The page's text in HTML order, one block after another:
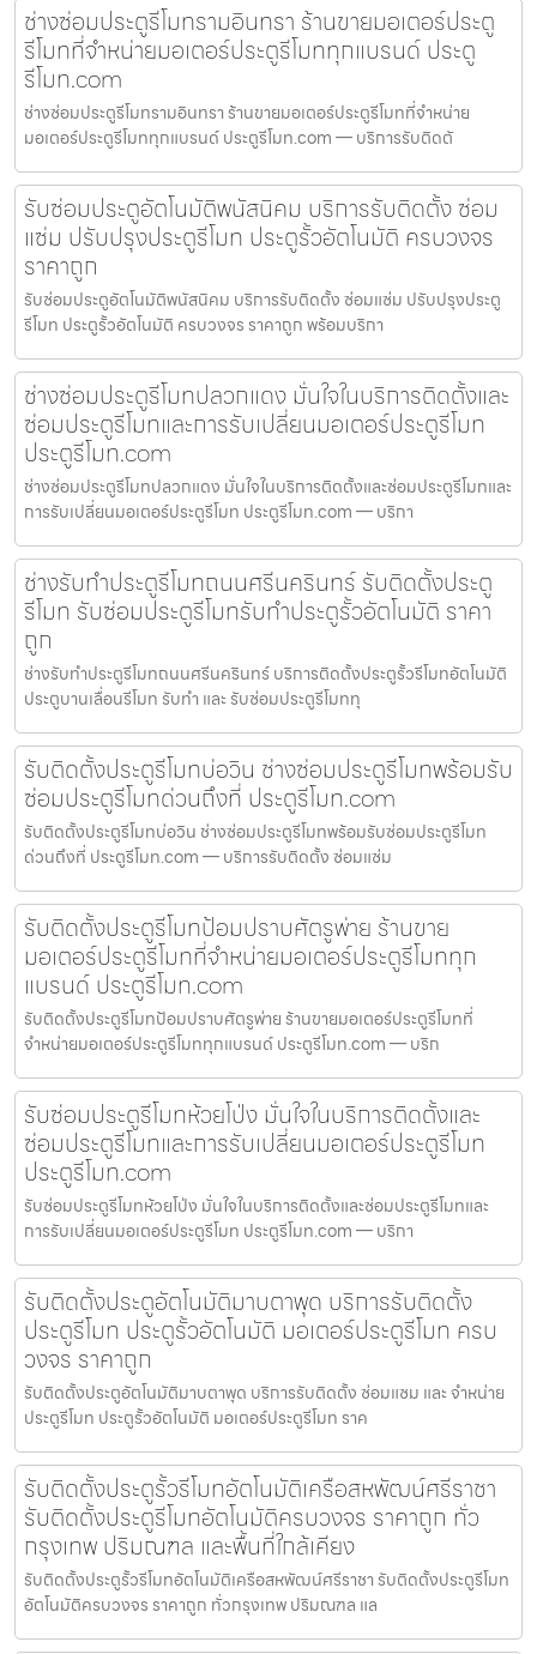
ช่างซ่อมประตูรีโมทรามอินทรา ร้านขายมอเตอร์ประตู
รีโมทที่จำหน่ายมอเตอร์ประตูรีโมททุกแบรนด์ ประตู
รีโมท.com
ช่างซ่อมประตูรีโมทรามอินทรา ร้านขายมอเตอร์ประตูรีโมทที่จำหน่าย
มอเตอร์ประตูรีโมททุกแบรนด์ ประตูรีโมท.com — บริการรับติดตั
รับซ่อมประตูอัตโนมัติพนัสนิคม บริการรับติดตั้ง ซ่อม
แซ่ม ปรับปรุงประตูรีโมท ประตูรั้วอัตโนมัติ ครบวงจร
ราคาถูก
รับซ่อมประตูอัตโนมัติพนัสนิคม บริการรับติดตั้ง ซ่อมแซ่ม ปรับปรุงประตู
รีโมท ประตูรั้วอัตโนมัติ ครบวงจร ราคาถูก พร้อมบริกา
ช่างซ่อมประตูรีโมทปลวกแดง มั่นใจในบริการติดตั้งและ
ซ่อมประตูรีโมทและการรับเปลี่ยนมอเตอร์ประตูรีโมท
ประตูรีโมท.com
ช่างซ่อมประตูรีโมทปลวกแดง มั่นใจในบริการติดตั้งและซ่อมประตูรีโมทและ
การรับเปลี่ยนมอเตอร์ประตูรีโมท ประตูรีโมท.com — บริกา
ช่างรับทำประตูรีโมทถนนศรีนครินทร์ รับติดตั้งประตู
รีโมท รับซ่อมประตูรีโมทรับทำประตูรั้วอัตโนมัติ ราคา
ถูก
ช่างรับทำประตูรีโมทถนนศรีนครินทร์ บริการติดตั้งประตูรั้วรีโมทอัตโนมัติ
ประตูบานเลื่อนรีโมท รับทำ และ รับซ่อมประตูรีโมททุ
รับติดตั้งประตูรีโมทบ่อวิน ช่างซ่อมประตูรีโมทพร้อมรับ
ซ่อมประตูรีโมทด่วนถึงที่ ประตูรีโมท.com
รับติดตั้งประตูรีโมทบ่อวิน ช่างซ่อมประตูรีโมทพร้อมรับซ่อมประตูรีโมท
ด่วนถึงที่ ประตูรีโมท.com — บริการรับติดตั้ง ซ่อมแซ่ม
รับติดตั้งประตูรีโมทป้อมปราบศัตรูพ่าย ร้านขาย
มอเตอร์ประตูรีโมทที่จำหน่ายมอเตอร์ประตูรีโมททุก
แบรนด์ ประตูรีโมท.com
รับติดตั้งประตูรีโมทป้อมปราบศัตรูพ่าย ร้านขายมอเตอร์ประตูรีโมทที่
จำหน่ายมอเตอร์ประตูรีโมททุกแบรนด์ ประตูรีโมท.com — บริก
รับซ่อมประตูรีโมทห้วยโป่ง มั่นใจในบริการติดตั้งและ
ซ่อมประตูรีโมทและการรับเปลี่ยนมอเตอร์ประตูรีโมท
ประตูรีโมท.com
รับซ่อมประตูรีโมทห้วยโป่ง มั่นใจในบริการติดตั้งและซ่อมประตูรีโมทและ
การรับเปลี่ยนมอเตอร์ประตูรีโมท ประตูรีโมท.com — บริกา
รับติดตั้งประตูอัตโนมัติมาบตาพุด บริการรับติดตั้ง
ประตูรีโมท ประตูรั้วอัตโนมัติ มอเตอร์ประตูรีโมท ครบ
วงจร ราคาถูก
รับติดตั้งประตูอัตโนมัติมาบตาพุด บริการรับติดตั้ง ซ่อมแซม และ จำหน่าย
ประตูรีโมท ประตูรั้วอัตโนมัติ มอเตอร์ประตูรีโมท ราค
รับติดตั้งประตูรั้วรีโมทอัตโนมัติเครือสหพัฒน์ศรีราชา
รับติดตั้งประตูรีโมทอัตโนมัติครบวงจร ราคาถูก ทั่ว
กรุงเทพ ปริมณฑล และพื้นที่ใกล้เคียง
รับติดตั้งประตูรั้วรีโมทอัตโนมัติเครือสหพัฒน์ศรีราชา รับติดตั้งประตูรีโมท
อัตโนมัติครบวงจร ราคาถูก ทั่วกรุงเทพ ปริมณฑล แล